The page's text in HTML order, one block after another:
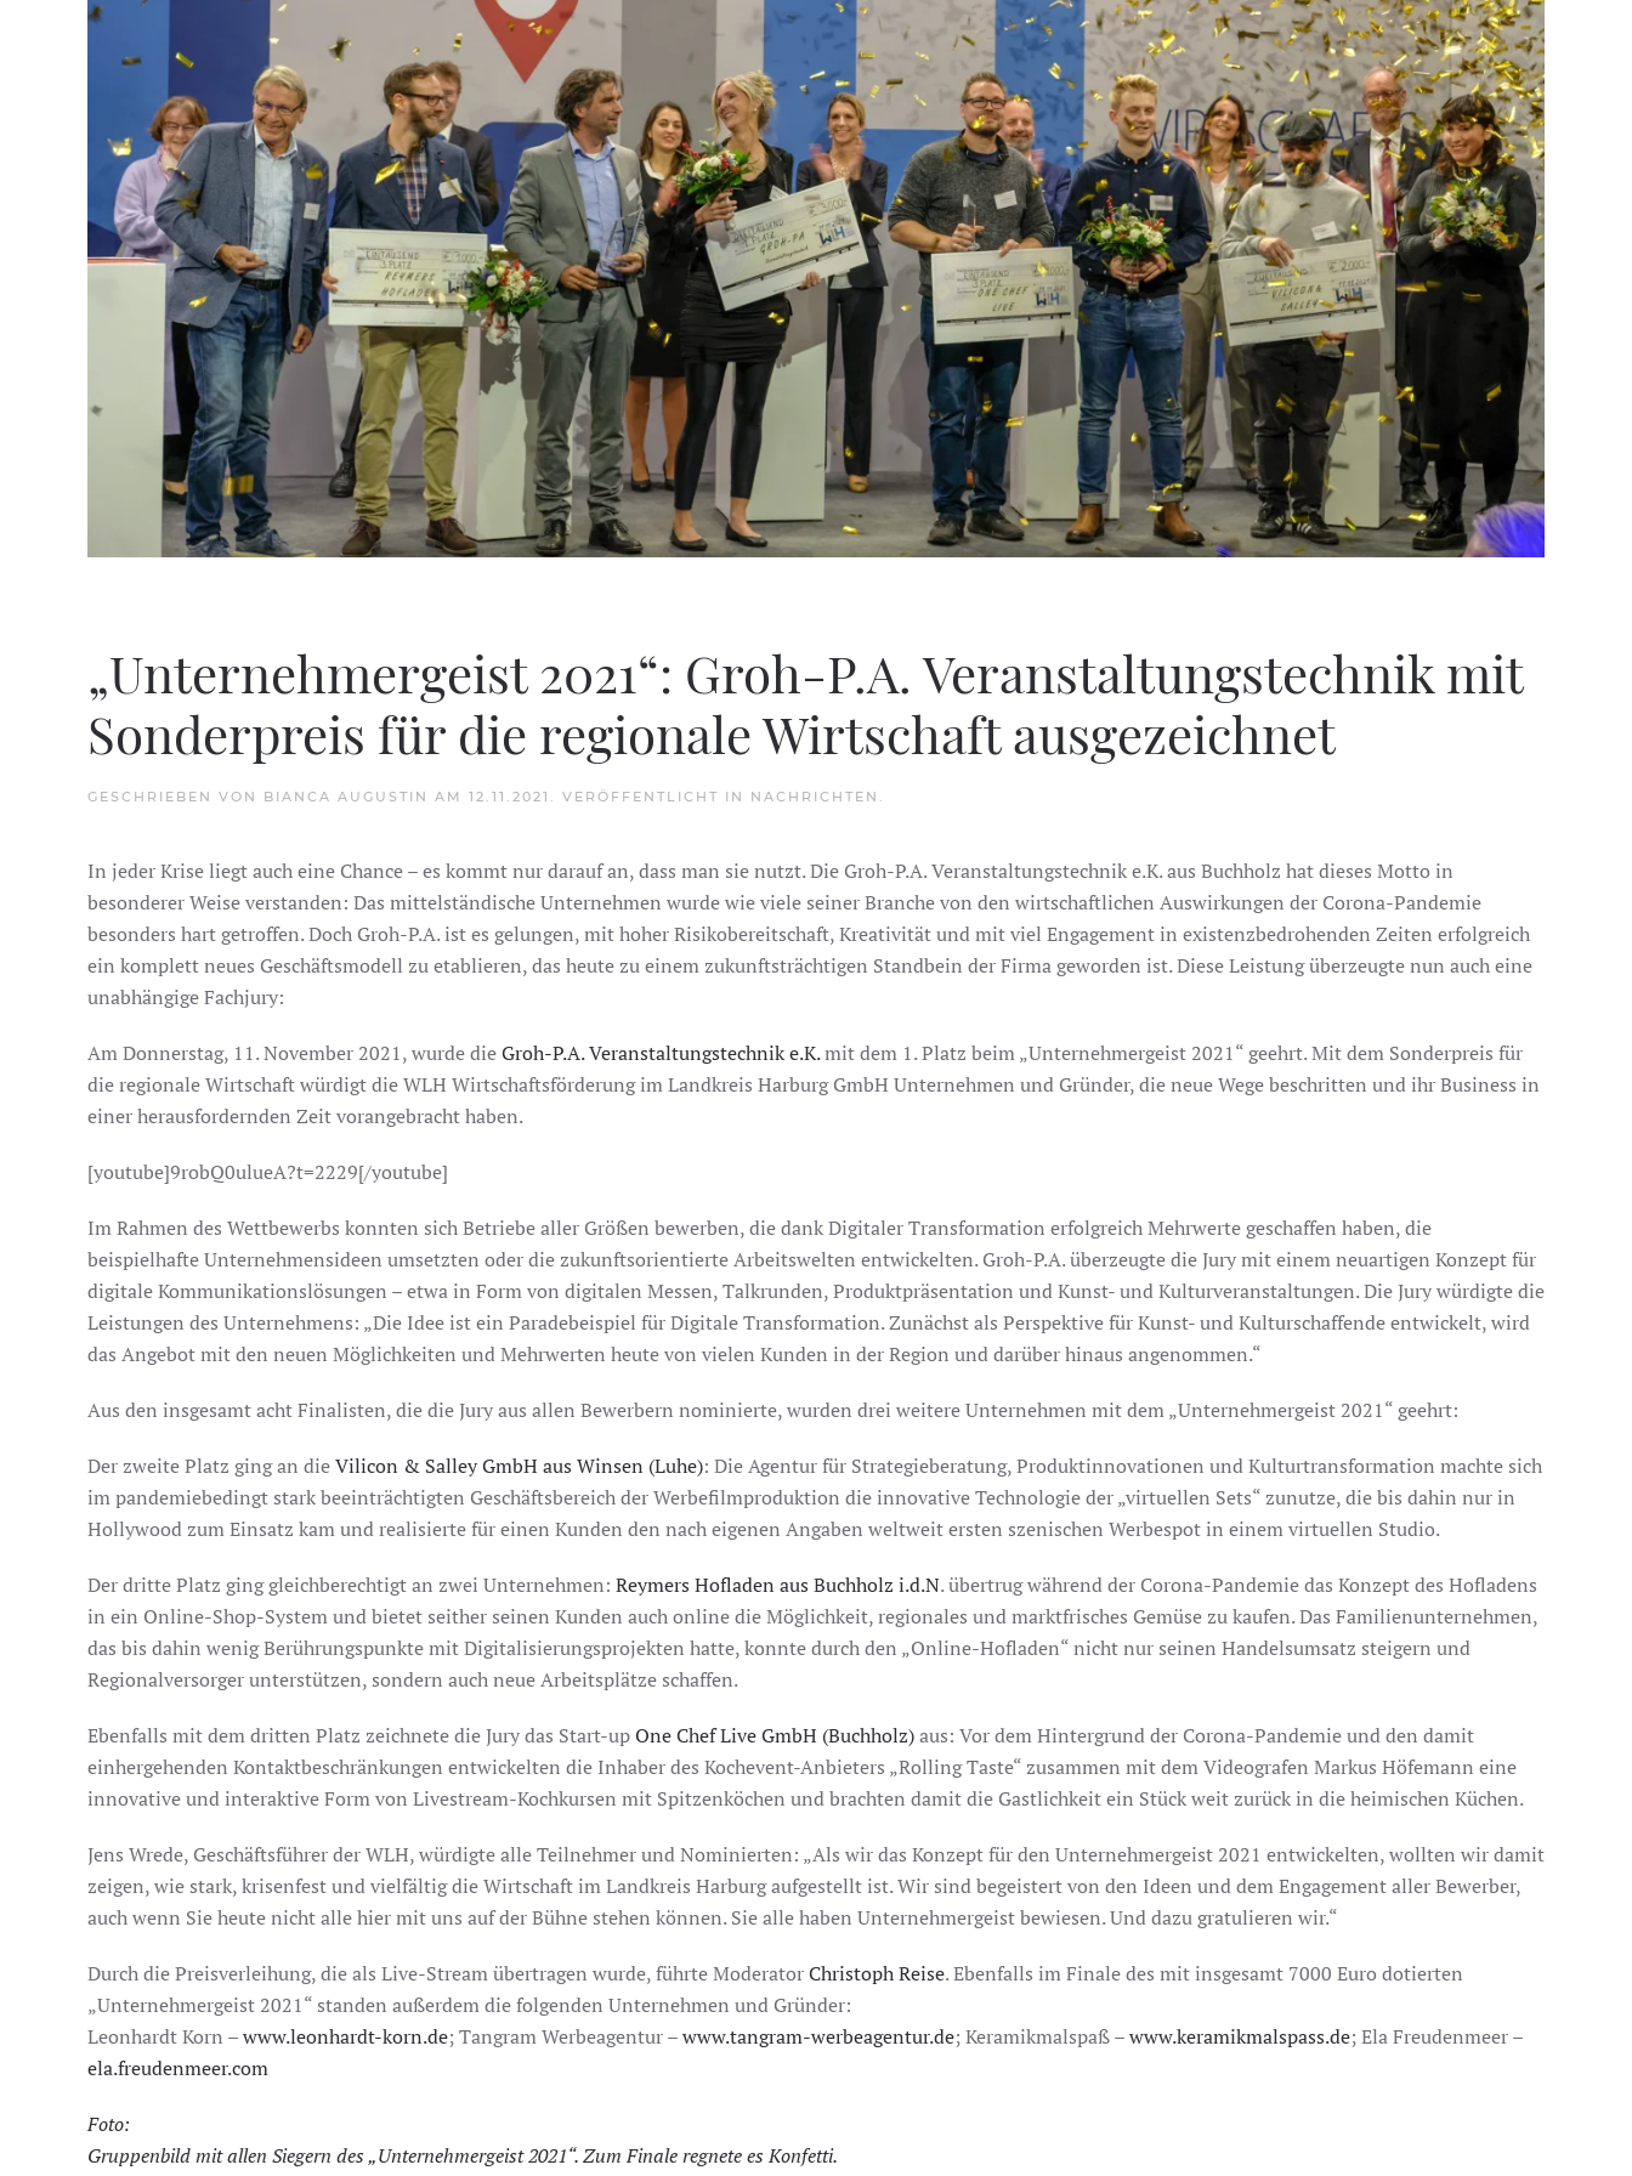
„Unternehmergeist 2021“: Groh-P.A. Veranstaltungstechnik mit
Sonderpreis für die regionale Wirtschaft ausgezeichnet
GESCHRIEBEN VON BIANCA AUGUSTIN AM 12.11.2021 . VERÖFFENTLICHT IN NACHRICHTEN .
In jeder Krise liegt auch eine Chance – es kommt nur darauf an, dass man sie nutzt. Die Groh-P.A. Veranstaltungstechnik e.K. aus Buchholz hat dieses Motto in
besonderer Weise verstanden: Das mittelständische Unternehmen wurde wie viele seiner Branche von den wirtschaftlichen Auswirkungen der Corona-Pandemie
besonders hart getroffen. Doch Groh-P.A. ist es gelungen, mit hoher Risikobereitschaft, Kreativität und mit viel Engagement in existenzbedrohenden Zeiten erfolgreich
ein komplett neues Geschäftsmodell zu etablieren, das heute zu einem zukunftsträchtigen Standbein der Firma geworden ist. Diese Leistung überzeugte nun auch eine
unabhängige Fachjury:
Am Donnerstag, 11. November 2021, wurde dieGroh-P.A. Veranstaltungstechnik e.K.mit dem 1. Platz beim „Unternehmergeist 2021“ geehrt. Mit dem Sonderpreis für
die regionale Wirtschaft würdigt die WLH Wirtschaftsförderung im Landkreis Harburg GmbH Unternehmen und Gründer, die neue Wege beschritten und ihr Business in
einer herausfordernden Zeit vorangebracht haben.
[youtube]9robQ0ulueA?t=2229[/youtube]
Im Rahmen des Wettbewerbs konnten sich Betriebe aller Größen bewerben, die dank Digitaler Transformation erfolgreich Mehrwerte geschaffen haben, die
beispielhafte Unternehmensideen umsetzten oder die zukunftsorientierte Arbeitswelten entwickelten. Groh-P.A. überzeugte die Jury mit einem neuartigen Konzept für
digitale Kommunikationslösungen – etwa in Form von digitalen Messen, Talkrunden, Produktpräsentation und Kunst- und Kulturveranstaltungen. Die Jury würdigte die
Leistungen des Unternehmens: „Die Idee ist ein Paradebeispiel für Digitale Transformation. Zunächst als Perspektive für Kunst- und Kulturschaffende entwickelt, wird
das Angebot mit den neuen Möglichkeiten und Mehrwerten heute von vielen Kunden in der Region und darüber hinaus angenommen.“
Aus den insgesamt acht Finalisten, die die Jury aus allen Bewerbern nominierte, wurden drei weitere Unternehmen mit dem „Unternehmergeist 2021“ geehrt:
Der zweite Platz ging an dieVilicon & Salley GmbH aus Winsen (Luhe): Die Agentur für Strategieberatung, Produktinnovationen und Kulturtransformation machte sich
im pandemiebedingt stark beeinträchtigten Geschäftsbereich der Werbefilmproduktion die innovative Technologie der „virtuellen Sets“ zunutze, die bis dahin nur in
Hollywood zum Einsatz kam und realisierte für einen Kunden den nach eigenen Angaben weltweit ersten szenischen Werbespot in einem virtuellen Studio.
Der dritte Platz ging gleichberechtigt an zwei Unternehmen: Reymers Hofladen aus Buchholz i.d.N. übertrug während der Corona-Pandemie das Konzept des Hofladens
in ein Online-Shop-System und bietet seither seinen Kunden auch online die Möglichkeit, regionales und marktfrisches Gemüse zu kaufen. Das Familienunternehmen,
das bis dahin wenig Berührungspunkte mit Digitalisierungsprojekten hatte, konnte durch den „Online-Hofladen“ nicht nur seinen Handelsumsatz steigern und
Regionalversorger unterstützen, sondern auch neue Arbeitsplätze schaffen.
Ebenfalls mit dem dritten Platz zeichnete die Jury das Start-upOne Chef Live GmbH (Buchholz)aus: Vor dem Hintergrund der Corona-Pandemie und den damit
einhergehenden Kontaktbeschränkungen entwickelten die Inhaber des Kochevent-Anbieters „Rolling Taste“ zusammen mit dem Videografen Markus Höfemann eine
innovative und interaktive Form von Livestream-Kochkursen mit Spitzenköchen und brachten damit die Gastlichkeit ein Stück weit zurück in die heimischen Küchen.
Jens Wrede, Geschäftsführer der WLH, würdigte alle Teilnehmer und Nominierten: „Als wir das Konzept für den Unternehmergeist 2021 entwickelten, wollten wir damit
zeigen, wie stark, krisenfest und vielfältig die Wirtschaft im Landkreis Harburg aufgestellt ist. Wir sind begeistert von den Ideen und dem Engagement aller Bewerber,
auch wenn Sie heute nicht alle hier mit uns auf der Bühne stehen können. Sie alle haben Unternehmergeist bewiesen. Und dazu gratulieren wir.“
Durch die Preisverleihung, die als Live-Stream übertragen wurde, führte ModeratorChristoph Reise. Ebenfalls im Finale des mit insgesamt 7000 Euro dotierten
„Unternehmergeist 2021“ standen außerdem die folgenden Unternehmen und Gründer:
Leonhardt Korn –www.leonhardt-korn.de; Tangram Werbeagentur –www.tangram-werbeagentur.de; Keramikmalspaß –www.keramikmalspass.de; Ela Freudenmeer –
ela.freudenmeer.com
Foto:
Gruppenbild mit allen Siegern des „Unternehmergeist 2021“. Zum Finale regnete es Konfetti.